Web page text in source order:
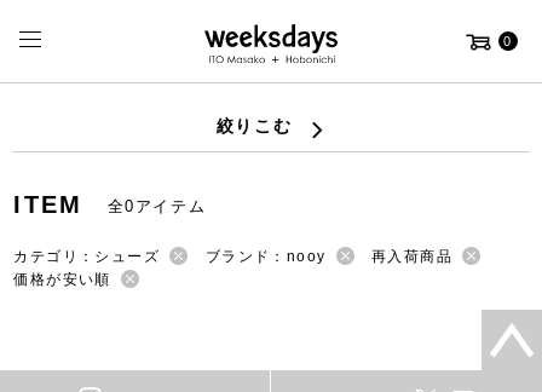
0
絞りこむ
ITEM 全0アイテム
カテゴリ：シューズ ブランド：nooy
再入荷商品
価格が安い順